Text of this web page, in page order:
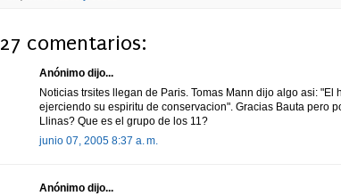
27 comentarios:
Anónimo dijo...
Noticias trsites llegan de Paris. Tomas Mann dijo algo asi:
ejerciendo su espiritu de conservacion". Gracias Bauta pero
Llinas? Que es el grupo de los 11?
junio 07, 2005 8:37 a. m.
Anónimo dijo...